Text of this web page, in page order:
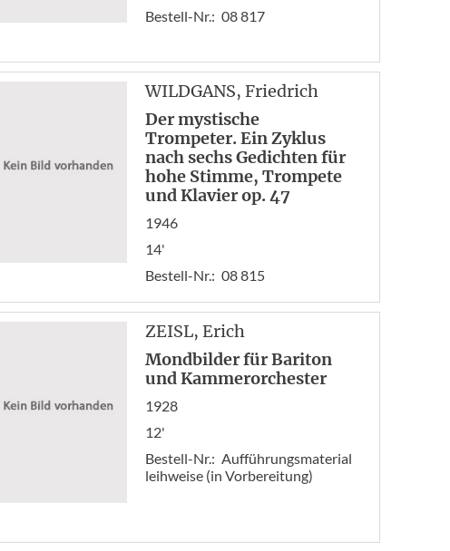
Bestell-Nr.: 08 817
WILDGANS, Friedrich
Der mystische
Trompeter. Ein Zyklus
nach sechs Gedichten für
hohe Stimme, Trompete
und Klavier op. 47
1946
14'
Bestell-Nr.: 08 815
ZEISL, Erich
Mondbilder für Bariton
und Kammerorchester
1928
12'
Bestell-Nr.: Aufführungsmaterial
leihweise (in Vorbereitung)